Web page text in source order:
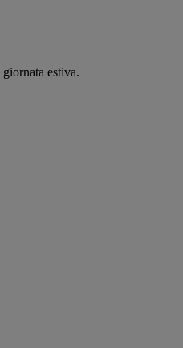
estiva.